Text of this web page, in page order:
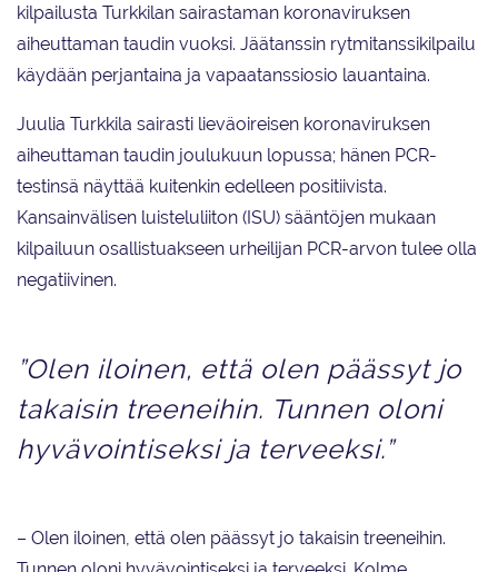
kilpailusta Turkkilan sairastaman koronaviruksen
aiheuttaman taudin vuoksi. Jäätanssin rytmitanssikilpailu
käydään perjantaina ja vapaatanssiosio lauantaina.
Juulia Turkkila sairasti lieväoireisen koronaviruksen
aiheuttaman taudin joulukuun lopussa; hänen PCR-
testinsä näyttää kuitenkin edelleen positiivista.
Kansainvälisen luisteluliiton (ISU) sääntöjen mukaan
kilpailuun osallistuakseen urheilijan PCR-arvon tulee olla
negatiivinen.
”Olen iloinen, että olen päässyt jo
takaisin treeneihin. Tunnen oloni
hyvävointiseksi ja terveeksi.”
– Olen iloinen, että olen päässyt jo takaisin treeneihin.